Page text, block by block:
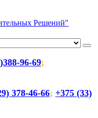
96-69;
378-46-66; +375 (33)